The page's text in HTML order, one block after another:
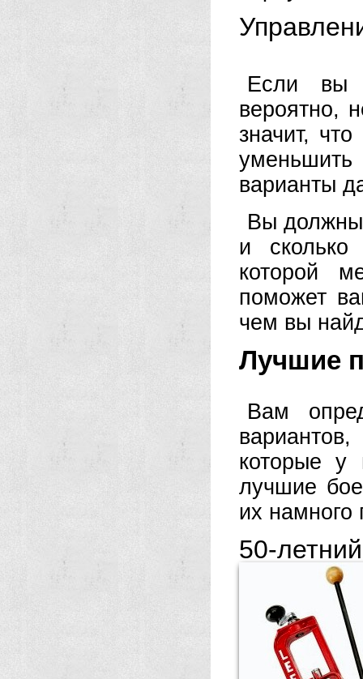
Если вы
вероятно,
значит,
варианты
Вы должны
и сколько
которой
поможет
чем вы
Лучшие
Вам
которые у
лучшие
их
50-